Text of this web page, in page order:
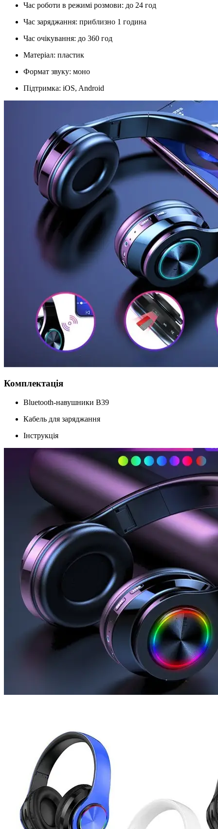
Час роботи в режимі розмови: до 24 год
Час заряджання: приблизно 1 година
Час очікування: до 360 год
Матеріал: пластик
Формат звуку: моно
Підтримка: iOS, Android
Комплектація
Bluetooth-навушники B39
Кабель для заряджання
Інструкція